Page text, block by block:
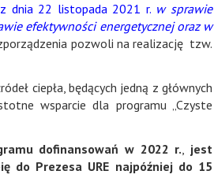
dnia 22 listopada 2021 r. w sprawie
efektywności energetycznej oraz w
pozwoli na realizację tzw.
ciepła, będących jedną z głównych
wsparcie dla programu „Czyste
dofinansowań w 2022 r., jest
do Prezesa URE najpóźniej do 15